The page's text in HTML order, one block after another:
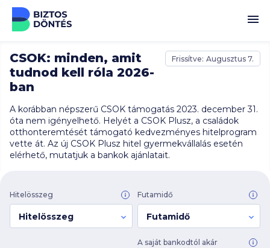
Ugrás a tartalomhoz
CSOK: minden, amit
tudnod kell róla 2026-
ban
Frissítve: Augusztus 7.
A korábban népszerű CSOK támogatás 2023. december 31.
óta nem igényelhető. Helyét a CSOK Plusz, a családok
otthonteremtését támogató kedvezményes hitelprogram
vette át. Az új CSOK Plusz hitel gyermekvállalás esetén
elérhető, mutatjuk a bankok ajánlatait.
Hitelösszeg
Hitelösszeg
Futamidő
Futamidő
A saját bankodtól akár